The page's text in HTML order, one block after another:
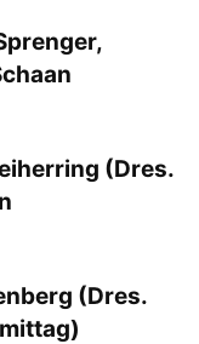
(Dres.
(Dres.